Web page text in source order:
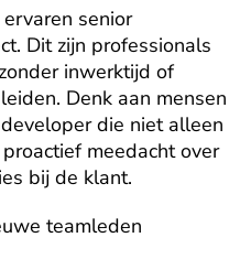
senior
Dit zijn professionals
inwerktijd of
Denk aan mensen
die niet alleen
meedacht over
bij de klant.
teamleden